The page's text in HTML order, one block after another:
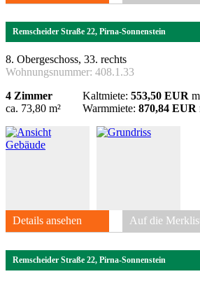
Remscheider Straße 22, Pirna-Sonnenstein
8. Obergeschoss, 33. rechts
Wohnungsnummer: 408.1.33
4 Zimmer
ca. 73,80 m²
Kaltmiete: 553,50 EUR
Warmmiete: 870,84 EUR
Details ansehen Auf die
Remscheider Straße 22, Pirna-Sonnenstein